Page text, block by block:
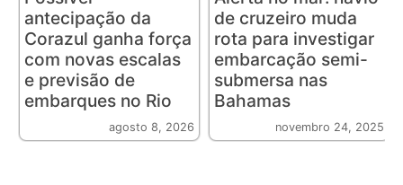
antecipação da
Corazul ganha força
com novas escalas
e previsão de
embarques no Rio
agosto 8, 2026
de cruzeiro muda
rota para investigar
embarcação semi-
submersa nas
Bahamas
novembro 24, 2025